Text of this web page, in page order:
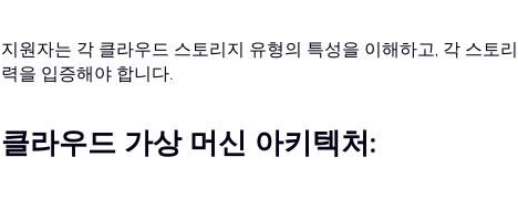
지원자는 각 클라우드 스토리지 유형의 특성을 이해하고, 각 스토
력을 입증해야 합니다.
클라우드 가상 머신 아키텍처: